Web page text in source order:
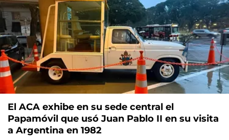
El ACA exhibe en su sede central el
Papamóvil que usó Juan Pablo II en su visita
a Argentina en 1982